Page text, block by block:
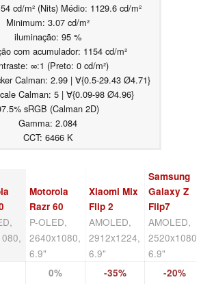
cd/m² (Nits) Médio: 1129.6 cd/m²
Minimum: 3.07 cd/m²
iluminação: 95 %
com acumulador: 1154 cd/m²
∞:1 (Preto: 0 cd/m²)
Calman: 2.99 | ∀{0.5-29.43 Ø4.71}
Calman: 5 | ∀{0.09-98 Ø4.96}
sRGB (Calman 2D)
Gamma: 2.084
CCT: 6466 K
Motorola
Razr 60
P-OLED,
2640x1080,
6.9"
Xiaomi Mix
Flip 2
AMOLED,
2912x1224,
6.9"
Samsung
Galaxy Z
Flip7
AMOLED,
2520x1080,
6.9"
0% -35% -20%